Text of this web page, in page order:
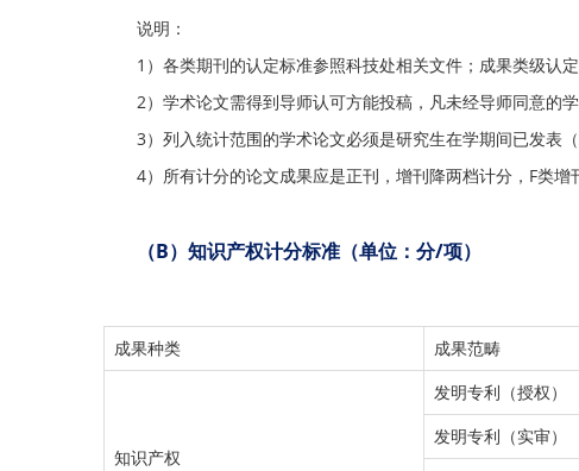
说明：
1）各类期刊的认定标准参照科技处相关文件；成果类级认
2）学术论文需得到导师认可方能投稿，凡未经导师同意的
3）列入统计范围的学术论文必须是研究生在学期间已发表
4）所有计分的论文成果应是正刊，增刊降两档计分，F类增
（B）知识产权计分标准（单位：分/项）
成果种类 成果范畴
知识产权
发明专利（授权）
发明专利（实审）